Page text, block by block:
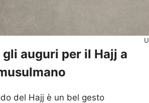
gli auguri per il Hajj a
del Hajj è un bel gesto